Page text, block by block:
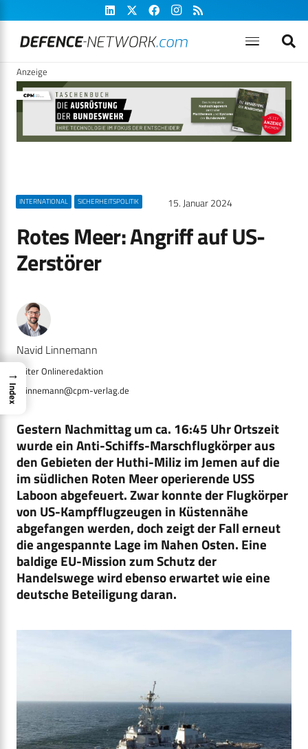
Anzeige
INTERNATIONAL SICHERHEITSPOLITIK 15. Januar 2024
Rotes Meer: Angriff auf US-
Zerstörer
Navid Linnemann
n.linnemann@cpm-verlag.de
Gestern Nachmittag um ca. 16:45 Uhr Ortszeit
wurde ein Anti-Schiffs-Marschflugkörper aus
den Gebieten der Huthi-Miliz im Jemen auf die
im südlichen Roten Meer operierende USS
Laboon abgefeuert. Zwar konnte der Flugkörper
von US-Kampfflugzeugen in Küstennähe
abgefangen werden, doch zeigt der Fall erneut
die angespannte Lage im Nahen Osten. Eine
baldige EU-Mission zum Schutz der
Handelswege wird ebenso erwartet wie eine
deutsche Beteiligung daran.
→
Index